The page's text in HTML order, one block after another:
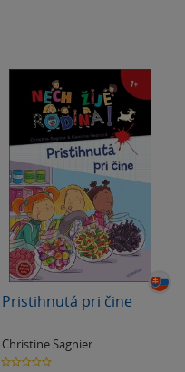
Pristihnutá pri čine
Christine Sagnier
0.0